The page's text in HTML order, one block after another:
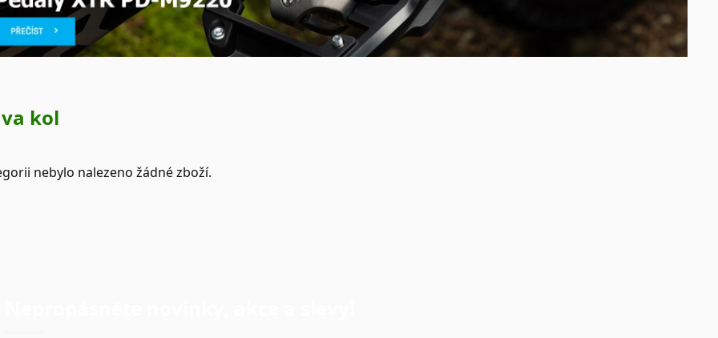
kol
nebylo nalezeno žádné zboží.